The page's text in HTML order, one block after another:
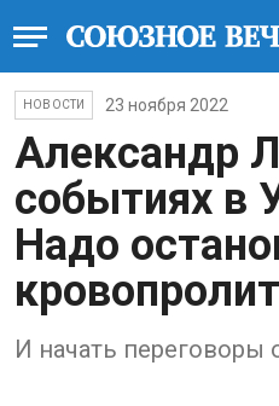
НОВОСТИ 23 ноября 2022
Александр
событиях в
Надо
И начать переговоры